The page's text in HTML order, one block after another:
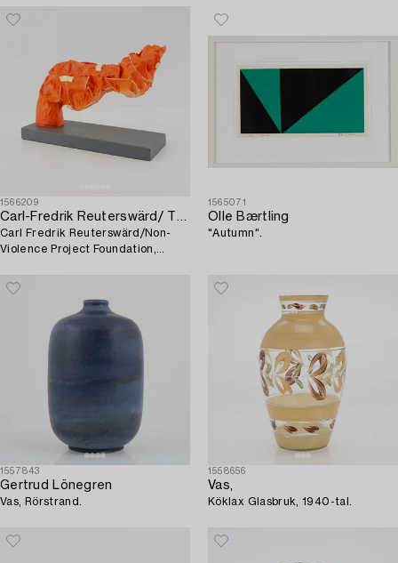
1566209
Carl-Fredrik Reuterswärd/ The Non-Violence Project Foundation
Carl Fredrik Reuterswärd/Non-
Violence Project Foundation,
1565071
Olle Bærtling
"Autumn".
1557843
Gertrud Lönegren
Vas, Rörstrand.
1558656
Vas,
Köklax Glasbruk, 1940-tal.